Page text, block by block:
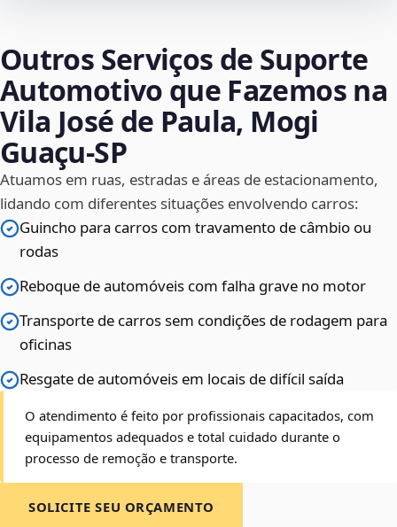
Outros Serviços de Suporte
Automotivo que Fazemos na
Vila José de Paula, Mogi
Guaçu‑SP
Atuamos em ruas, estradas e áreas de estacionamento,
lidando com diferentes situações envolvendo carros:
Guincho para carros com travamento de câmbio ou
rodas
Reboque de automóveis com falha grave no motor
Transporte de carros sem condições de rodagem para
oficinas
Resgate de automóveis em locais de difícil saída
O atendimento é feito por profissionais capacitados, com
equipamentos adequados e total cuidado durante o
processo de remoção e transporte.
SOLICITE SEU ORÇAMENTO